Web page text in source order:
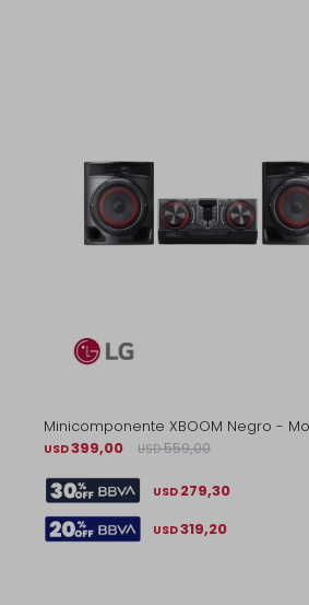
Minicomponente XBOOM Negro -
USD399,00 USD 559,00
USD 279,30
USD319,20